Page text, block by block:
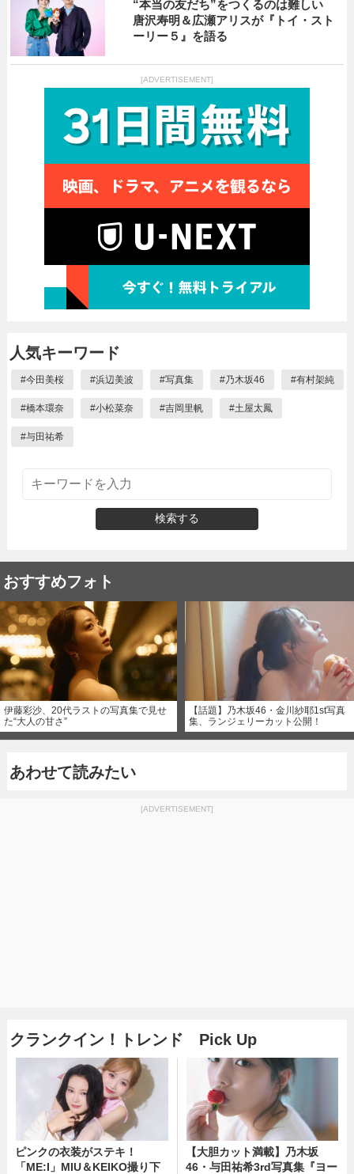
“本当の友だち”をつくるのは難しい
唐沢寿明＆広瀬アリスが『トイ・スト
ーリー５』を語る
[ADVERTISEMENT]
人気キーワード
#今田美桜 #浜辺美波 #写真集 #乃木坂46 #有村架純
#橋本環奈 #小松菜奈 #吉岡里帆 #土屋太鳳
#与田祐希
検索する
おすすめフォト
伊藤彩沙、20代ラストの写真集で見せ
た“大人の甘さ”
【話題】乃木坂46・金川紗耶1st写真
集、ランジェリーカット公開！
あわせて読みたい
[ADVERTISEMENT]
クランクイン！トレンド Pick Up
ピンクの衣装がステキ！
「ME:I」MIU＆KEIKO撮り下
【大胆カット満載】乃木坂
46・与田祐希3rd写真集『ヨー